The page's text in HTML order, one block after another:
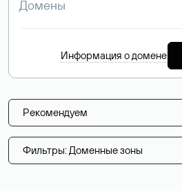
Информация о домене
Рекомендуем
Фильтры: Доменные зоны